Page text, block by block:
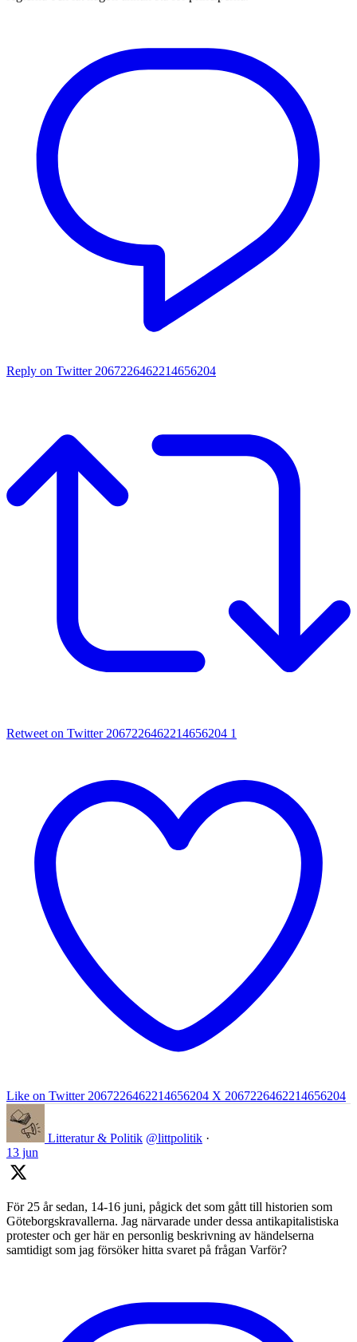
Reply on Twitter 2067226462214656204
Retweet on Twitter 2067226462214656204 1
Like on Twitter 2067226462214656204 X 2067226462214656204
Litteratur & Politik @littpolitik ·
13 jun
För 25 år sedan, 14-16 juni, pågick det som gått till historien som
Göteborgskravallerna. Jag närvarade under dessa antikapitalistiska
protester och ger här en personlig beskrivning av händelserna
samtidigt som jag försöker hitta svaret på frågan Varför?